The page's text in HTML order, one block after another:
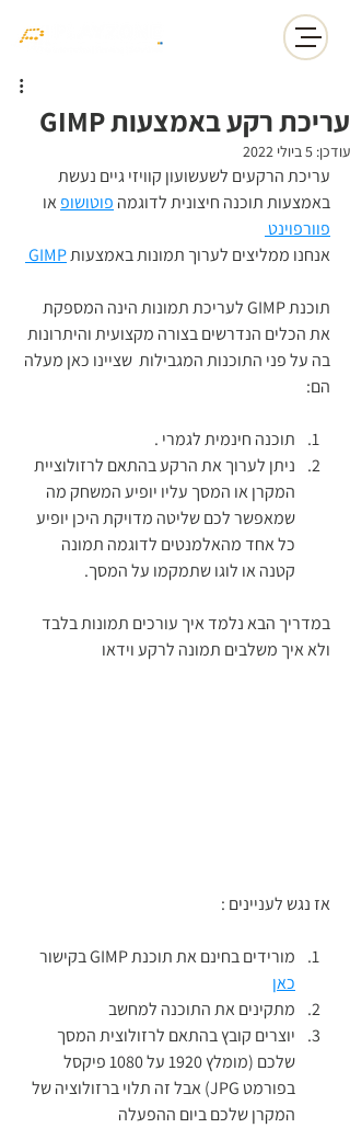
עריכת רקע באמצעות GIMP
עודכן: 5 ביולי 2022
עריכת הרקעים לשעשועון קוויזי גיים נעשת
באמצעות תוכנה חיצונית לדוגמה פוטושופ או
פוורפוינט
אנחנו ממליצים לערוך תמונות באמצעות GIMP
תוכנת GIMP לעריכת תמונות הינה המספקת
את הכלים הנדרשים בצורה מקצועית והיתרונות
בה על פני התוכנות המגבילות  שציינו כאן מעלה
הם:
תוכנה חינמית לגמרי .
ניתן לערוך את הרקע בהתאם לרזולוציית
המקרן או המסך עליו יופיע המשחק מה
שמאפשר לכם שליטה מדויקת היכן יופיע
כל אחד מהאלמנטים לדוגמה תמונה
קטנה או לוגו שתמקמו על המסך.
במדריך הבא נלמד איך עורכים תמונות בלבד
ולא איך משלבים תמונה לרקע וידאו
אז נגש לעניינים :
מורידים בחינם את תוכנת GIMP בקישור
כאן
מתקינים את התוכנה למחשב
יוצרים קובץ בהתאם לרזולוצית המסך
שלכם (מומלץ 1920 על 1080 פיקסל
בפורמט JPG) אבל זה תלוי ברזולוציה של
המקרן שלכם ביום ההפעלה